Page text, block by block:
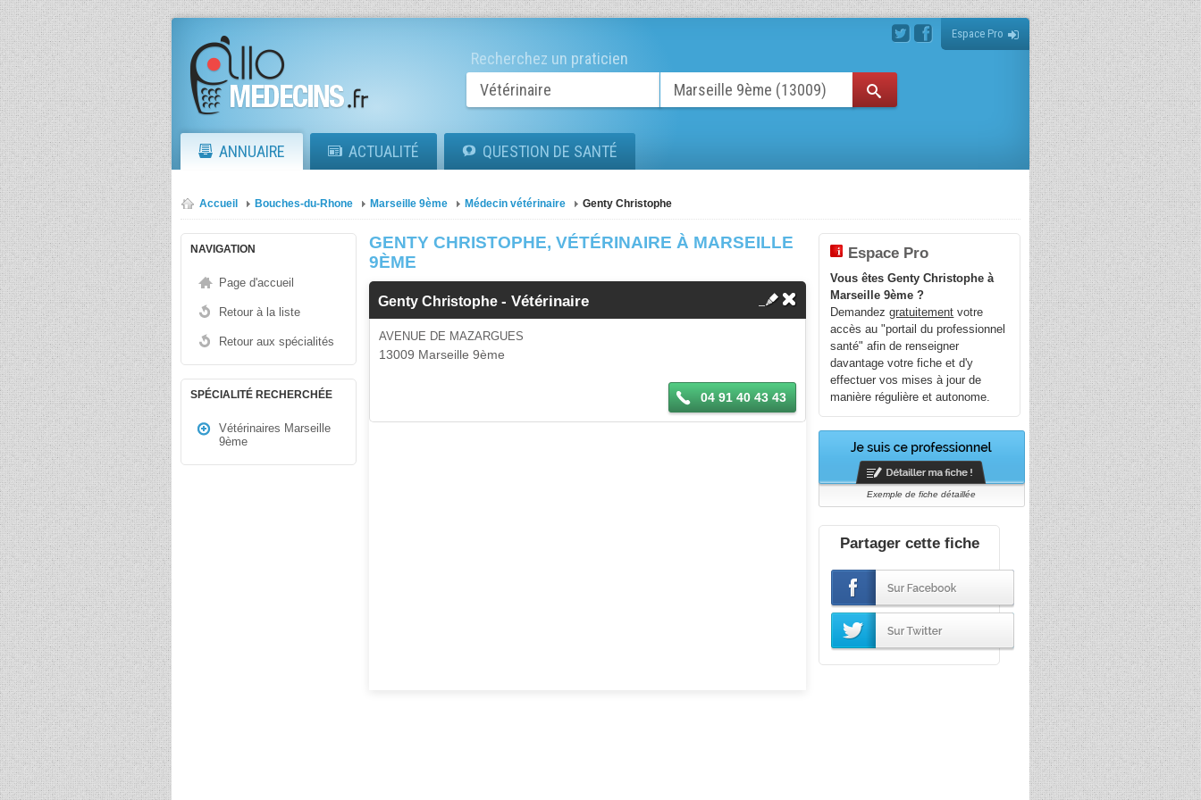
Espace Pro
Recherchez un praticien
ANNUAIRE ACTUALITÉ QUESTION DE SANTÉ
Accueil Bouches-du-Rhone Marseille 9ème Médecin vétérinaire Genty Christophe
NAVIGATION
Page d'accueil
Retour à la liste
Retour aux spécialités
SPÉCIALITÉ RECHERCHÉE
Vétérinaires Marseille
9ème
GENTY CHRISTOPHE, VÉTÉRINAIRE À MARSEILLE
9ÈME
Genty Christophe- Vétérinaire
AVENUE DE MAZARGUES
13009 Marseille 9ème
04 91 40 43 43
Espace Pro
Vous êtes Genty Christophe à
Marseille 9ème ?
Demandezgratuitement votre
accès au "portail du professionnel
santé" afin de renseigner
davantage votre fiche et d'y
effectuer vos mises à jour de
manière régulière et autonome.
Exemple de fiche détaillée
Partager cette fiche